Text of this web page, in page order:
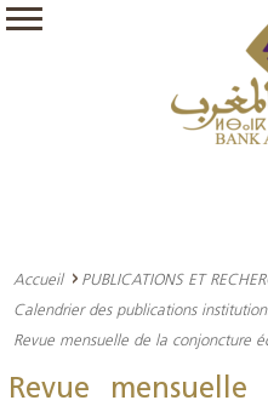
Accueil
PUBLICATIONS ET
Calendrier des publications
Revue mensuelle de la conjoncture
Revue